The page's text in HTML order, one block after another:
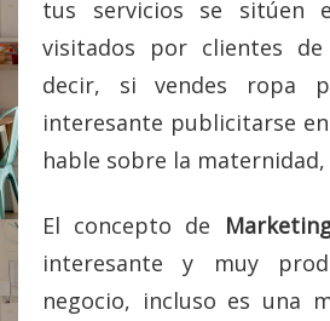
tus servicios se sitúen
visitados por clientes
decir, si vendes ropa
interesante publicitarse
hable sobre la
El concepto de
interesante y muy
negocio, incluso es una